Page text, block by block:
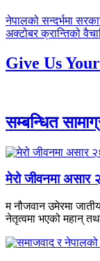
पछिल्लाे
-
नेपालको सन्दर्भमा
अघिल्लाे
अक्टोबर क्रान्तिको
Give Us
सम्बन्धित
मेरो जीवनमा असार
म नौजवान उमेरमा
नेतृत्वमा भएको महान्